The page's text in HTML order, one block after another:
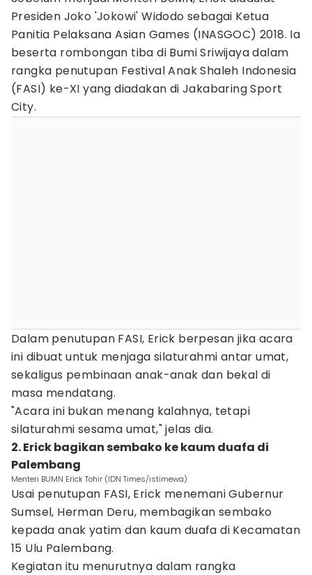
Presiden Joko 'Jokowi' Widodo sebagai Ketua
Panitia Pelaksana Asian Games (INASGOC) 2018. Ia
beserta rombongan tiba di Bumi Sriwijaya dalam
rangka penutupan Festival Anak Shaleh Indonesia
(FASI) ke-XI yang diadakan di Jakabaring Sport
City.
Dalam penutupan FASI, Erick berpesan jika acara
ini dibuat untuk menjaga silaturahmi antar umat,
sekaligus pembinaan anak-anak dan bekal di
masa mendatang.
"Acara ini bukan menang kalahnya, tetapi
silaturahmi sesama umat," jelas dia.
2. Erick bagikan sembako ke kaum duafa di
Palembang
Menteri BUMN Erick Tohir (IDN Times/istimewa)
Usai penutupan FASI, Erick menemani Gubernur
Sumsel, Herman Deru, membagikan sembako
kepada anak yatim dan kaum duafa di Kecamatan
15 Ulu Palembang.
Kegiatan itu menurutnya dalam rangka